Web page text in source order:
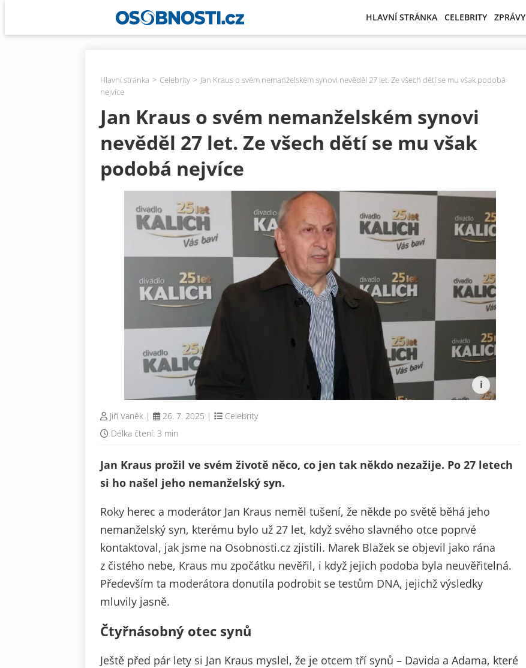
HLAVNÍ STRÁNKA CELEBRITY ZPRÁVY
Hlavní stránka Celebrity
Jan Kraus o svém nemanželském synovi nevěděl 27 let. Ze všech dětí se mu však podobá
nejvíce
Jan Kraus o svém nemanželském synovi
nevěděl 27 let. Ze všech dětí se mu však
podobá nejvíce
Jiří Vaněk | 26. 7. 2025 |
Celebrity
Délka čtení: 3 min
Jan Kraus prožil ve svém životě něco, co jen tak někdo nezažije. Po 27 letech
si ho našel jeho nemanželský syn.
Roky herec a moderátor Jan Kraus neměl tušení, že někde po světě běhá jeho
nemanželský syn, kterému bylo už 27 let, když svého slavného otce poprvé
kontaktoval, jak jsme na Osobnosti.cz zjistili. Marek Blažek se objevil jako rána
z čistého nebe, Kraus mu zpočátku nevěřil, i když jejich podoba byla neuvěřitelná.
Především ta moderátora donutila podrobit se testům DNA, jejichž výsledky
mluvily jasně.
Čtyřnásobný otec synů
Ještě před pár lety si Jan Kraus myslel, že je otcem tří synů – Davida a Adama, které